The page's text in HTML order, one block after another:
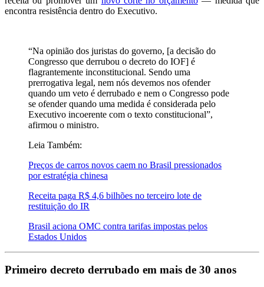
encontra resistência dentro do Executivo.
“Na opinião dos juristas do governo, [a decisão do
Congresso que derrubou o decreto do IOF] é
flagrantemente inconstitucional. Sendo uma
prerrogativa legal, nem nós devemos nos ofender
quando um veto é derrubado e nem o Congresso pode
se ofender quando uma medida é considerada pelo
Executivo incoerente com o texto constitucional”,
afirmou o ministro.
Leia Também:
Preços de carros novos caem no Brasil pressionados
por estratégia chinesa
Receita paga R$ 4,6 bilhões no terceiro lote de
restituição do IR
Brasil aciona OMC contra tarifas impostas pelos
Estados Unidos
Primeiro decreto derrubado em mais de 30 anos